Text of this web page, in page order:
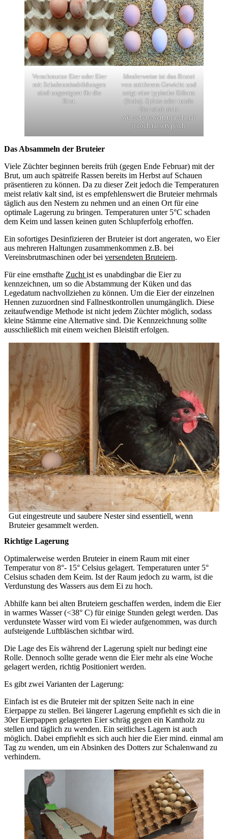
Verschmutze Eier oder Eier
mit Schalenmissbildungen
sind ungeeignet für die
Brut.
Idealerweise ist das Brutei
von mittlerem Gewicht und
zeigt eine typische Eiform
(links). Spitze oder runde
Eier sind nicht
wünschenswert, manchmal
jedoch rassetypisch.
Das Absammeln der Bruteier
Viele Züchter beginnen bereits früh (gegen Ende Februar) mit der
Brut, um auch spätreife Rassen bereits im Herbst auf Schauen
präsentieren zu können. Da zu dieser Zeit jedoch die Temperaturen
meist relativ kalt sind, ist es empfehlenswert die Bruteier mehrmals
täglich aus den Nestern zu nehmen und an einen Ort für eine
optimale Lagerung zu bringen. Temperaturen unter 5°C schaden
dem Keim und lassen keinen guten Schlupferfolg erhoffen.
Ein sofortiges Desinfizieren der Bruteier ist dort angeraten, wo Eier
aus mehreren Haltungen zusammenkommen z.B. bei
Vereinsbrutmaschinen oder bei versendeten Bruteiern.
Für eine ernsthafte Zucht ist es unabdingbar die Eier zu
kennzeichnen, um so die Abstammung der Küken und das
Legedatum nachvollziehen zu können. Um die Eier der einzelnen
Hennen zuzuordnen sind Fallnestkontrollen unumgänglich. Diese
zeitaufwendige Methode ist nicht jedem Züchter möglich, sodass
kleine Stämme eine Alternative sind. Die Kennzeichnung sollte
ausschließlich mit einem weichen Bleistift erfolgen.
Gut eingestreute und saubere Nester sind essentiell, wenn
Bruteier gesammelt werden.
Richtige Lagerung
Optimalerweise werden Bruteier in einem Raum mit einer
Temperatur von 8°- 15° Celsius gelagert. Temperaturen unter 5°
Celsius schaden dem Keim. Ist der Raum jedoch zu warm, ist die
Verdunstung des Wassers aus dem Ei zu hoch.
Abhilfe kann bei alten Bruteiern geschaffen werden, indem die Eier
in warmes Wasser (<38° C) für einige Stunden gelegt werden. Das
verdunstete Wasser wird vom Ei wieder aufgenommen, was durch
aufsteigende Luftbläschen sichtbar wird.
Die Lage des Eis während der Lagerung spielt nur bedingt eine
Rolle. Dennoch sollte gerade wenn die Eier mehr als eine Woche
gelagert werden, richtig Positioniert werden.
Es gibt zwei Varianten der Lagerung:
Einfach ist es die Bruteier mit der spitzen Seite nach in eine
Eierpappe zu stellen. Bei längerer Lagerung empfiehlt es sich die in
30er Eierpappen gelagerten Eier schräg gegen ein Kantholz zu
stellen und täglich zu wenden. Ein seitliches Lagern ist auch
möglich. Dabei empfiehlt es sich auch hier die Eier mind. einmal am
Tag zu wenden, um ein Absinken des Dotters zur Schalenwand zu
verhindern.